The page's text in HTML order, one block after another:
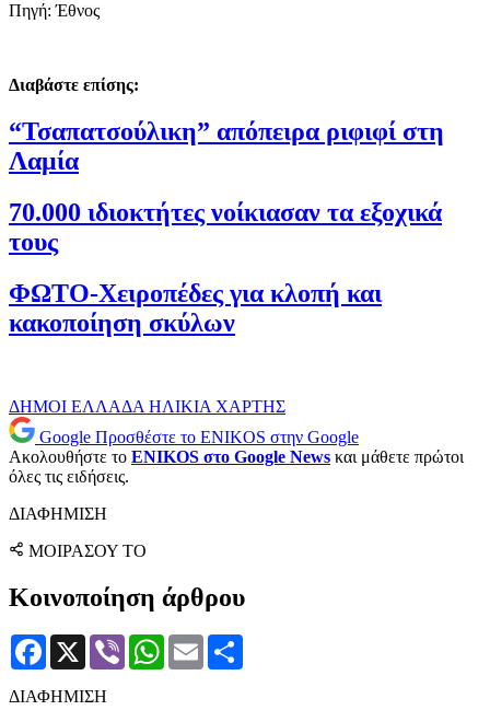
Πηγή: Έθνος
Διαβάστε επίσης:
“Τσαπατσούλικη” απόπειρα ριφιφί στη
Λαμία
70.000 ιδιοκτήτες νοίκιασαν τα εξοχικά
τους
ΦΩΤΟ-Χειροπέδες για κλοπή και
κακοποίηση σκύλων
ΔΗΜΟΙ ΕΛΛΑΔΑ ΗΛΙΚΙΑ ΧΑΡΤΗΣ
Google Προσθέστε το ENIKOS στην Google
Ακολουθήστε το ENIKOS στο Google News και μάθετε πρώτοι
όλες τις ειδήσεις.
ΔΙΑΦΗΜΙΣΗ
ΜΟΙΡΑΣΟΥ ΤΟ
Κοινοποίηση άρθρου
Facebook
X Viber WhatsApp
Email
ΔΙΑΦΗΜΙΣΗ